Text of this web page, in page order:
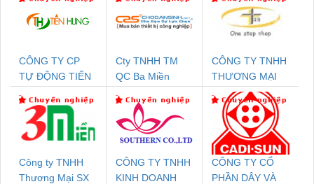
CÔNG TY CP
TỰ ĐỘNG TIẾN
Cty TNHH TM
QC Ba Miền
CÔNG TY TNHH
THƯƠNG MẠI
THIÊN ÂN VIỆT
NAM
Công ty TNHH
Thương Mại SX
CÔNG TY TNHH
KINH DOANH
CÔNG TY CỔ
PHẦN DÂY VÀ